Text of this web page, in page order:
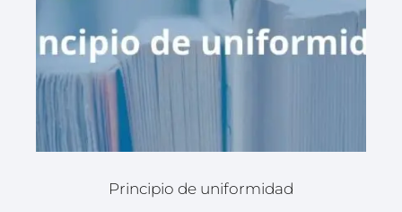
Principio de uniformidad